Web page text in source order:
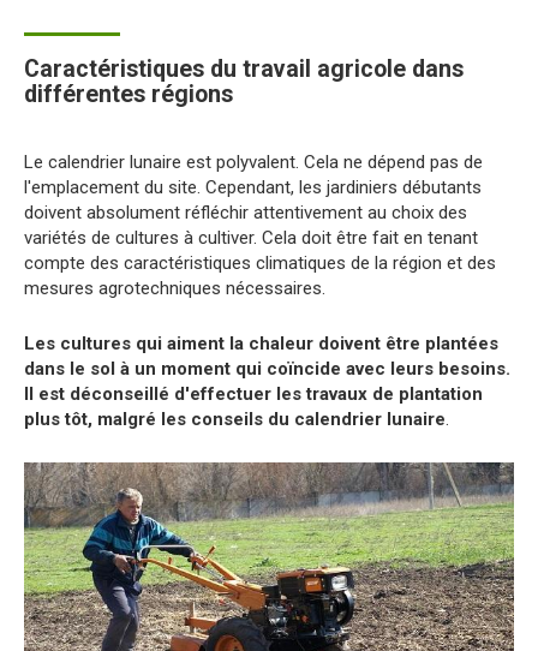
Caractéristiques du travail agricole dans
différentes régions
Le calendrier lunaire est polyvalent. Cela ne dépend pas de
l'emplacement du site. Cependant, les jardiniers débutants
doivent absolument réfléchir attentivement au choix des
variétés de cultures à cultiver. Cela doit être fait en tenant
compte des caractéristiques climatiques de la région et des
mesures agrotechniques nécessaires.
Les cultures qui aiment la chaleur doivent être plantées
dans le sol à un moment qui coïncide avec leurs besoins.
Il est déconseillé d'effectuer les travaux de plantation
plus tôt, malgré les conseils du calendrier lunaire.